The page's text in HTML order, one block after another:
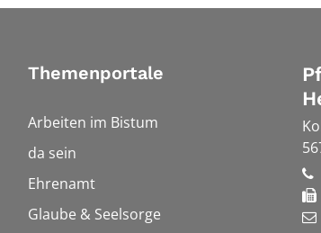
Themenportale
Arbeiten im Bistum
da sein
Ehrenamt
Glaube & Seelsorge